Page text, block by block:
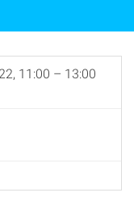
11:00 – 13:00